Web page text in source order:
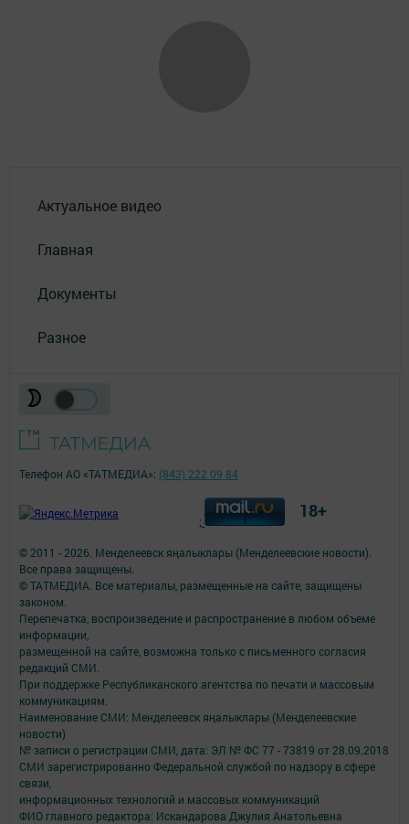
Актуальное видео
Главная
Документы
Разное
© 2011 - 2026. Менделеевск яӊалыклары (Менделеевские новости).
Все права защищены.
© ТАТМЕДИА. Все материалы, размещенные на сайте, защищены
законом.
Перепечатка, воспроизведение и распространение в любом объеме
информации,
размещенной на сайте, возможна только с письменного согласия
редакций СМИ.
При поддержке Республиканского агентства по печати и массовым
коммуникациям.
Наименование СМИ: Менделеевск яӊалыклары (Менделеевские
новости)
№ записи о регистрации СМИ, дата: ЭЛ № ФС 77 - 73819 от 28.09.2018
СМИ зарегистрированно Федеральной службой по надзору в сфере
связи,
информационных технологий и массовых коммуникаций
ФИО главного редактора: Искандарова Джулия Анатольевна
Телефон АО «ТАТМЕДИА»: (843) 222 09 84
; 18+